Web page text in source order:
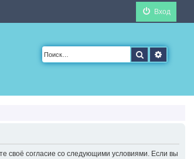
Вход
Поиск
своё согласие со следующими условиями. Если вы